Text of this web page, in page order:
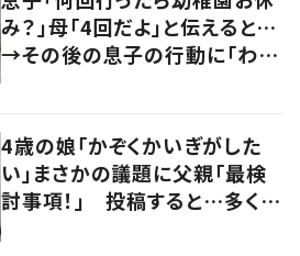
み？」母「4回だよ」と伝えると…
→その後の息子の行動に「わか
4歳の娘「かぞくかいぎがした
い」まさかの議題に父親「最検
討事項！」 投稿すると…多くの